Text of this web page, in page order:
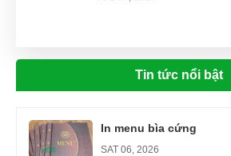
TUE 07, 2024Tin tức nổi bật
In menu bìa cứng
SAT 06, 2026